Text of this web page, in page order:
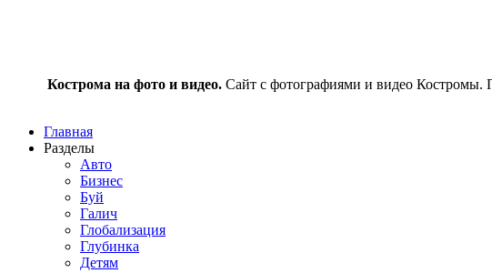
Кострома на фото и видео. Сайт с фотографиями и видео Костромы.
Главная
Разделы
Авто
Бизнес
Буй
Галич
Глобализация
Глубинка
Детям